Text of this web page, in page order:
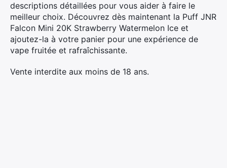
descriptions détaillées pour vous aider à faire le
meilleur choix. Découvrez dès maintenant la Puff JNR
Falcon Mini 20K Strawberry Watermelon Ice et
ajoutez-la à votre panier pour une expérience de
vape fruitée et rafraîchissante.
Vente interdite aux moins de 18 ans.